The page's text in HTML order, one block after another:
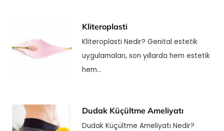
Kliteroplasti
Kliteroplasti Nedir? Genital estetik
uygulamaları, son yıllarda hem estetik
hem…
Dudak Küçültme Ameliyatı
Dudak Küçültme Ameliyatı Nedir?